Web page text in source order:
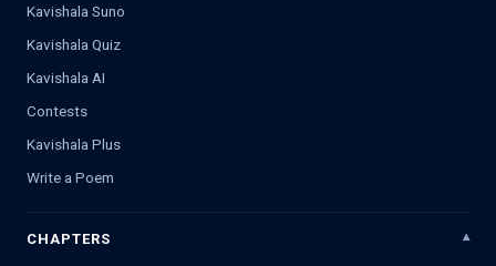
Kavishala Suno
Kavishala Quiz
Kavishala AI
Contests
Kavishala Plus
Write a Poem
CHAPTERS